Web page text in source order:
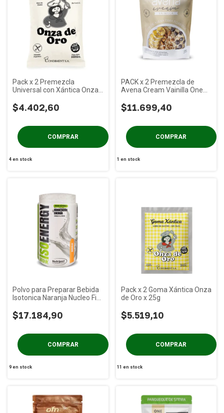
Pack x 2 Premezcla
Universal con Xántica Onza
$4.402,60
4en stock
PACK x 2 Premezcla de
Avena Cream Vainilla One
$11.699,40
1 en stock
Polvo para Preparar Bebida
Isotonica Naranja Nucleo Fit
$17.184,90
9en stock
Pack x 2 Goma Xántica Onza
de Oro x 25g
$5.519,10
11 en stock